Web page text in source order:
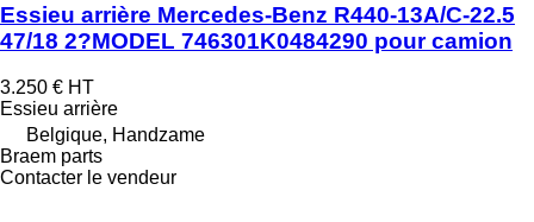
Essieu arrière Mercedes-Benz R440-13A/C-22.5
47/18 2?MODEL 746301K0484290 pour camion
3.250 € HT
Essieu arrière
Belgique, Handzame
Braem parts
Contacter le vendeur